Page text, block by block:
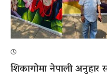
शिकागोमा नेपाली अनुहार